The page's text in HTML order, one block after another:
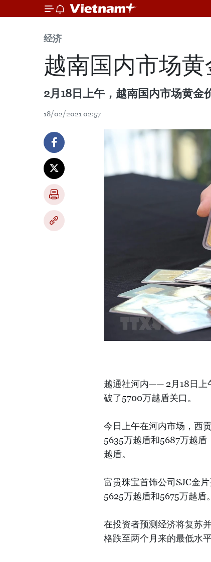
经济
越南国内市场
2月18日上午，越南国内市场黄金
18/02/2021 02:57
越通社河内—— 2月18日上
破了5700万越盾关口。
今日上午在河内市场，西
5635万越盾和5687万越
越盾。
富贵珠宝首饰公司SJC金
5625万越盾和5675万越盾。
在投资者预测经济将复苏
格跌至两个月来的最低水平